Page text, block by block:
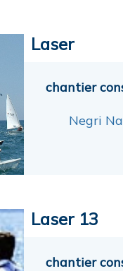
Laser
chantier
Negri
Laser 13
chantier